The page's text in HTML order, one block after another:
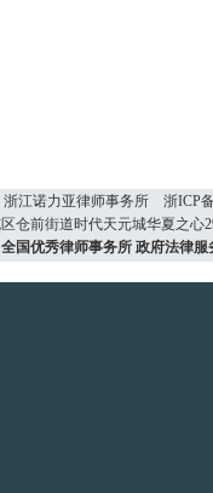
浙江诺力亚律师事务所
浙ICP
仓前街道时代天元城华夏之心
全国优秀律师事务所 政府法律服